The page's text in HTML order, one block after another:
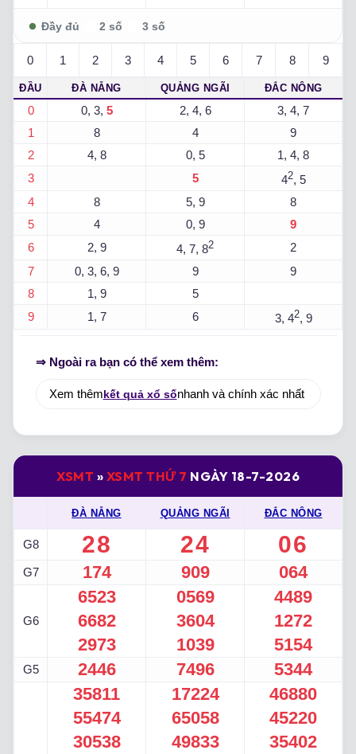
0 1 2 3 4 5 6 7 8 9
ĐẦU ĐÀ NẴNG QUẢNG NGÃI ĐẮC NÔNG
0 0, 3, 5 2, 4, 6
3, 4, 7
1
8 4
9
2
4, 8 0, 5
1, 4, 8
3
5 42, 5
4
8 5, 9
8
5
4 0, 9
9
6
2, 9 4, 7, 82
2
7
0, 3, 6, 9 9
9
8
1, 9
5
9
1, 7 6 3, 42, 9
⇒ Ngoài ra bạn có thể xem thêm:
Xem thêmkết quả xổ sốnhanh và chính xác nhất
XSMT » XSMT THỨ 7 NGÀY 18-7-2026
ĐÀ NẴNG QUẢNG NGÃI ĐẮC NÔNG
G8 28 24 06
G7 174 909 064
G6
6523
6682
2973
0569
3604
1039
4489
1272
5154
G5 2446 7496 5344
35811
55474
30538
17224
65058
49833
46880
45220
35402